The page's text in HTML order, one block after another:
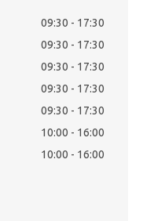
09:30
17:30
09:30
17:30
09:30
17:30
09:30
17:30
09:30
17:30
10:00
16:00
10:00 16:00